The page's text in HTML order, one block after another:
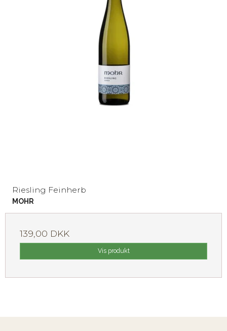
Riesling Feinherb
MOHR
139,00 DKK
Vis produkt